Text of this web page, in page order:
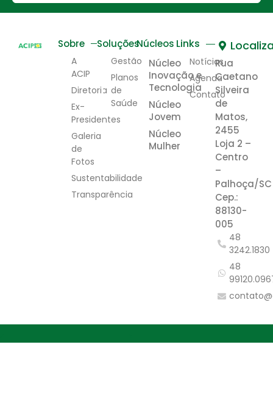
Sobre
A
ACIP
Diretoria
Ex-
Presidentes
Galeria
de
Fotos
Sustentabilidade
Transparência
Soluções
Gestão
Planos
de
Saúde
Núcleos
Núcleo
Inovação e
Tecnologia
Núcleo
Jovem
Núcleo
Mulher
Links
Notícias
Agenda
Contato
Rua
Caetano
Silveira
de
Matos,
2455
Loja 2 –
Centro
–
Palhoça/SC
Cep.:
88130-
005
48
3242.1830
48